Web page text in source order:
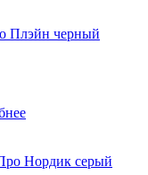
Плэйн черный